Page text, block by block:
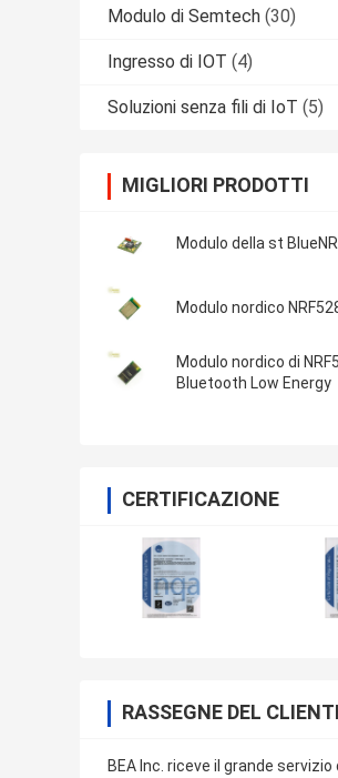
Modulo di Semtech (30)
Ingresso di IOT (4)
Soluzioni senza fili di IoT (5)
MIGLIORI PRODOTTI
Modulo della st
Modulo nordico
Modulo nordico di
Bluetooth Low Energy
CERTIFICAZIONE
RASSEGNE DEL
BEA Inc. riceve il grande servizio